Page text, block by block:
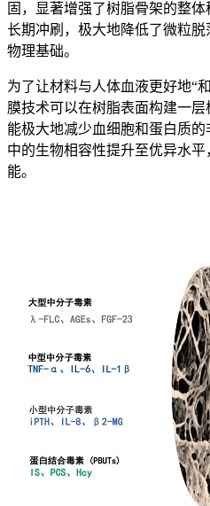
固，显著增强了树脂骨架的整
长期冲刷，极大地降低了微粒
物理基础。
为了让材料与人体血液更好地“
膜技术可以在树脂表面构建一层
能极大地减少血细胞和蛋白质
中的生物相容性提升至优异水
能。